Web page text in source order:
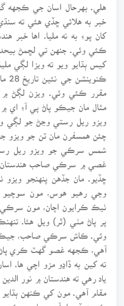
هلي. بهرحال اسان جي ڪجهه
خبر به هلائي ڇڏي هئي ته
کان پوءِ به نه مليا. اها خبر
ڪئي وئي. جنهن تي لڇمڻ بيحد
کيس ٻڌايو ويو ته ويزا لڳي
مقرر ڪئي وئي. ويزن لڳڻ ۾
مثال مان جيڪو پاڻ پي آءِ اي
ويزو ريل رستي وڃڻ جو لڳي
چئن همسفرن مان ٽن جو ويزو
شمس سرڪي جو ويزو ريل
غصي ۾ سرڪي صاحب هندستان
ڇڏيو. مان جڏهن پنهنجو ويزو
ٺيڪ ڪرايون اچان، مون
پر پاڻ مٺي (ٿر) ويل هئا.
وئي. ڪاش سرڪي صاحب، جيڪو
آهي، ڪجهه غصو گهٽ ڪري پاڻ
ته کين به ڏاڍو مزو اچي ها.
ياد رهي ته هندستان ۾ نور
مقام آهي. مون کي ڪنهن
ڪجهه ڏمريل آهي. مان سرڪي